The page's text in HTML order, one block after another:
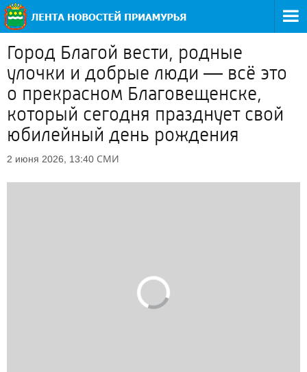
Город Благой вести, родные
улочки и добрые люди — всё это
о прекрасном Благовещенске,
который сегодня празднует свой
юбилейный день рождения
2 июня 2026, 13:40 СМИ